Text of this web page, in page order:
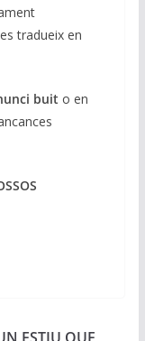
tradueix en
buit o en